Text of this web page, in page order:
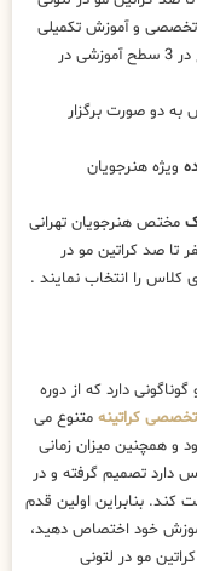
و آموزش تکمیلی
میشود که متقاضیان با شرکت در این دوره در واقع در 3 سطح آموزشی در
به دو صورت برگزار
ویژه هنرجویان
مختص هنرجویان تهرانی
تا صد کراتین مو در
کلاس را انتخاب نمایند .
دارد که از دوره
تخصصی کراتینه متنوع می
و همچنین میزان زمانی
دارد تصمیم گرفته و در
بنابراین اولین قدم
خود اختصاص دهید،
مو در لتونی